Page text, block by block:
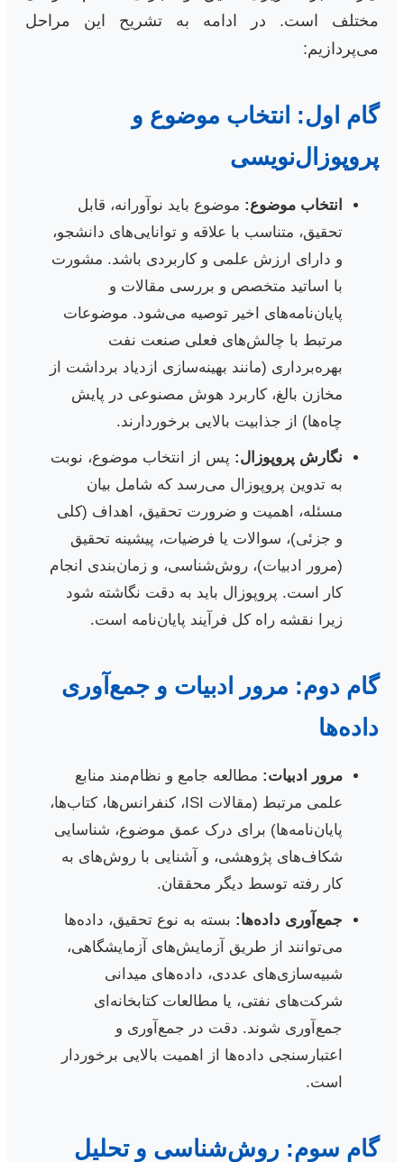
مختلف است. در ادامه به تشریح این مراحل
می‌پردازیم:
گام اول: انتخاب موضوع و
پروپوزال‌نویسی
انتخاب موضوع: موضوع باید نوآورانه، قابل
تحقیق، متناسب با علاقه و توانایی‌های دانشجو،
و دارای ارزش علمی و کاربردی باشد. مشورت
با اساتید متخصص و بررسی مقالات و
پایان‌نامه‌های اخیر توصیه می‌شود. موضوعات
مرتبط با چالش‌های فعلی صنعت نفت
بهره‌برداری (مانند بهینه‌سازی ازدیاد برداشت از
مخازن بالغ، کاربرد هوش مصنوعی در پایش
چاه‌ها) از جذابیت بالایی برخوردارند.
نگارش پروپوزال: پس از انتخاب موضوع، نوبت
به تدوین پروپوزال می‌رسد که شامل بیان
مسئله، اهمیت و ضرورت تحقیق، اهداف (کلی
و جزئی)، سوالات یا فرضیات، پیشینه تحقیق
(مرور ادبیات)، روش‌شناسی، و زمان‌بندی انجام
کار است. پروپوزال باید به دقت نگاشته شود
زیرا نقشه راه کل فرآیند پایان‌نامه است.
گام دوم: مرور ادبیات و جمع‌آوری
داده‌ها
مرور ادبیات: مطالعه جامع و نظام‌مند منابع
علمی مرتبط (مقالات ISI، کنفرانس‌ها، کتاب‌ها،
پایان‌نامه‌ها) برای درک عمق موضوع، شناسایی
شکاف‌های پژوهشی، و آشنایی با روش‌های به
کار رفته توسط دیگر محققان.
جمع‌آوری داده‌ها: بسته به نوع تحقیق، داده‌ها
می‌توانند از طریق آزمایش‌های آزمایشگاهی،
شبیه‌سازی‌های عددی، داده‌های میدانی
شرکت‌های نفتی، یا مطالعات کتابخانه‌ای
جمع‌آوری شوند. دقت در جمع‌آوری و
اعتبارسنجی داده‌ها از اهمیت بالایی برخوردار
است.
گام سوم: روش‌شناسی و تحلیل